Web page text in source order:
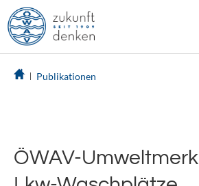
Publikationen
ÖWAV-